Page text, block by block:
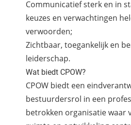
Communicatief sterk en in
keuzes en verwachtingen
verwoorden;
Zichtbaar, toegankelijk en
leiderschap.
Wat biedt CPOW?
CPOW biedt een
bestuurdersrol in een
betrokken organisatie waar